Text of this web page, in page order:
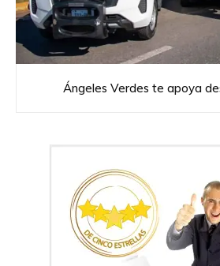
Ángeles Verdes te apoya